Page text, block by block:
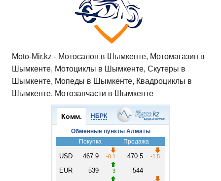
ss
ni
ki
Moto-Mir.kz - Мотосалон в Шымкенте, Мотомагазин в
Шымкенте, Мотоциклы в Шымкенте, Скутеры в
Шымкенте, Мопеды в Шымкенте, Квадроциклы в
Шымкенте, Мотозапчасти в Шымкенте